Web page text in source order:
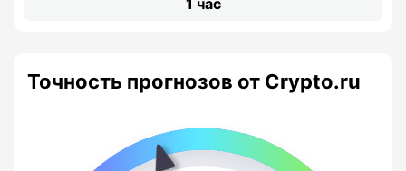
Точность прогнозов от Crypto.ru